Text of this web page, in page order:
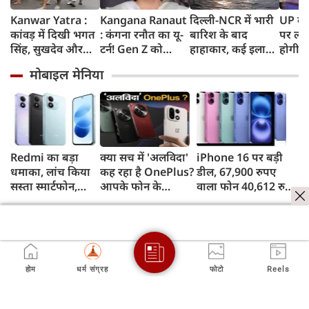
Kanwar Yatra :
कांवड़ में दिखी भगत
सिंह, सुखदेव और
अमरगाथा,
शिवभक्तों ने अनोखे
अंदाज में दी
श्रद्धांजलि
Kangana Ranaut
: कंगना रनौत का यू-
टर्न! Gen Z को
'सबसे बड़ी ताकत',
कुछ दिन पहले
प्रदर्शनकारियों को
कहा था 'जेनरेशन
गटर'
दिल्ली-NCR में भारी
बारिश के बाद
हाहाकार, कई इलाकों
जाम में फंसे लोग,
सड़कों पर भरा कमर
तक पानी
UP के
पर
होगी
मीटर
पर
मोबाइल मेनिया
Redmi का बड़ा
धमाका, लांच किया
सस्ता स्मार्टफोन,
8,000mAh बैटरी
क्या सच में 'अलविदा'
कह रहा है OnePlus?
आपके फोन के
अपडेट्स और वारंटी पर
iPhone 16 पर बड़ी
डील, 67,900 रुपए
वाला फोन 40,612 रुपए
में खरीदने का मौका, ऐसे
होम धर्म संग्रह फोटो Reels